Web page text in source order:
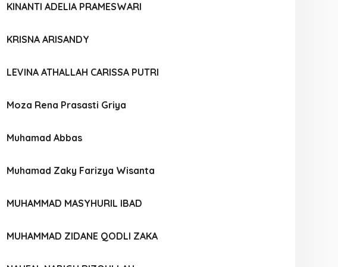
KINANTI ADELIA PRAMESWARI
KRISNA ARISANDY
LEVINA ATHALLAH CARISSA PUTRI
Moza Rena Prasasti Griya
Muhamad Abbas
Muhamad Zaky Farizya Wisanta
MUHAMMAD MASYHURIL IBAD
MUHAMMAD ZIDANE QODLI ZAKA